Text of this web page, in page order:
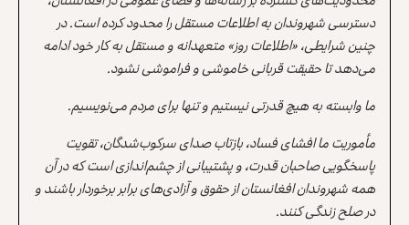
دسترسی شهروندان به اطلاعات مستقل را محدود کرده است. در
چنین شرایطی، «اطلاعات روز» متعهدانه و مستقل به کار خود ادامه
می‌دهد تا حقیقت قربانی خاموشی و فراموشی نشود.
ما وابسته به هیچ قدرتی نیستیم و تنها برای مردم می‌نویسیم.
مأموریت ما افشای فساد، بازتاب صدای سرکوب‌شدگان، تقویت
پاسخگویی صاحبان قدرت، و پشتیبانی از چشم‌اندازی است که در آن
همه شهروندان افغانستان از حقوق و آزادی‌های برابر برخوردار باشند و
در صلح زندگی کنند.